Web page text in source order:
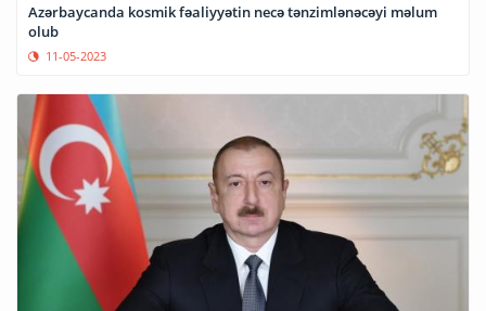
Azərbaycanda kosmik fəaliyyətin necə tənzimlənəcəyi məlum
olub
11-05-2023